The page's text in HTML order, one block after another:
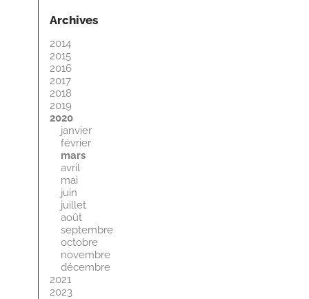
Archives
2014
2015
2016
2017
2018
2019
2020
janvier
février
mars
avril
mai
juin
juillet
août
septembre
octobre
novembre
décembre
2021
2023